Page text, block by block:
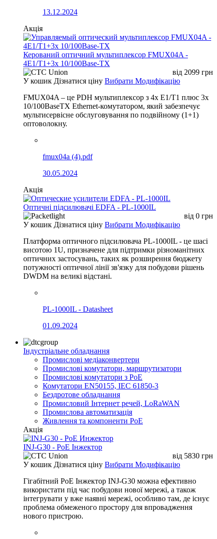
13.12.2024
Акція
Керований оптичний мультиплексор FMUX04A -
4E1/T1+3x 10/100Base-TX
від 2099 грн
У кошик Дізнатися ціну Вибрати Модифікацію
FMUX04A – це PDH мультиплексор з 4x E1/T1 плюс 3x
10/100BaseTX Ethernet-комутатором, який забезпечує
мультисервісне обслуговування по подвійному (1+1)
оптоволокну.
fmux04a (4).pdf
30.05.2024
Акція
Оптичні підсилювачі EDFA - PL-1000IL
від 0 грн
У кошик Дізнатися ціну Вибрати Модифікацію
Платформа оптичного підсилювача PL-1000IL - це шасі
висотою 1U, призначене для підтримки різноманітних
оптичних застосувань, таких як розширення бюджету
потужності оптичної лінії зв'язку для побудови рішень
DWDM на великі відстані.
PL-1000IL - Datasheet
01.09.2024
Індустріальне обладнання
Промислові медіаконвертери
Промислові комутатори, маршрутизатори
Промислові комутатори з PoE
Комутатори EN50155, IEC 61850-3
Бездротове обладнання
Промисловий Інтернет речей, LoRaWAN
Промислова автоматизація
Живлення та компоненти PoE
Акція
INJ-G30 - PoE Інжектор
від 5830 грн
У кошик Дізнатися ціну Вибрати Модифікацію
Гігабітний PoE Інжектор INJ-G30 можна ефективно
використати під час побудови нової мережі, а також
інтегрувати у вже наявні мережі, особливо там, де існує
проблема обмеженого простору для впровадження
нового пристрою.